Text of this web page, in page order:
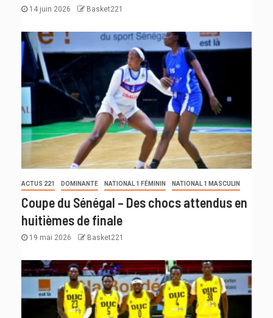
14 juin 2026 Basket221
ACTUS 221 DOMINANTE NATIONAL 1 FÉMININ NATIONAL 1 MASCULIN
Coupe du Sénégal – Des chocs attendus en
huitièmes de finale
19 mai 2026 Basket221